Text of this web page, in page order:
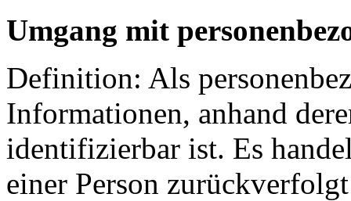
Umgang mit
Definition: Als
Informationen, anhand
identifizierbar ist. Es
einer Person